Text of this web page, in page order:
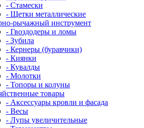
- Стамески
- Щетки металлические
рычажный инструмент
- Гвоздодеры и ломы
- Зубила
- Кернеры (буравчики)
- Киянки
- Кувалды
- Молотки
- Топоры и колуны
товары
- Аксессуары кровли и фасада
- Весы
- Лупы увеличительные